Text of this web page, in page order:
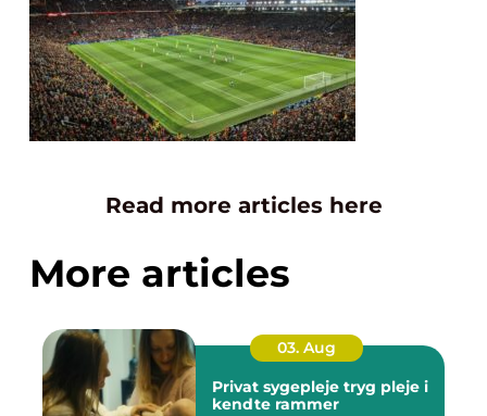
Read more articles here
More articles
03. Aug
Privat sygepleje tryg pleje i
kendte rammer